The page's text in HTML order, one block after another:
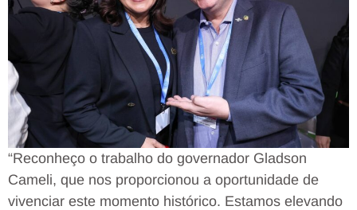
“Reconheço o trabalho do governador Gladson
Cameli, que nos proporcionou a oportunidade de
vivenciar este momento histórico. Estamos elevando